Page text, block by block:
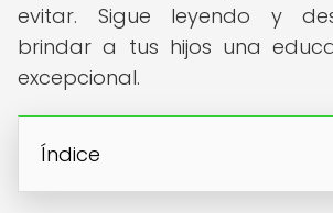
evitar. Sigue leyendo y
brindar a tus hijos una
excepcional.
Índice